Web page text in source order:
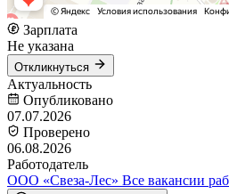
Зарплата
Не указана
Откликнуться
Актуальность
Опубликовано
07.07.2026
Проверено
06.08.2026
Работодатель
ООО «Свеза-Лес» Все вакансии